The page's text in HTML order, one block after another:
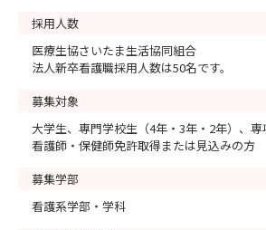
採用人数
医療生協さいたま生活協同組合
法人新卒看護職採用人数は50名です。
募集対象
大学生、専門学校生（4年・3年・2年）、専
看護師・保健師免許取得または見込みの方
募集学部
看護系学部・学科